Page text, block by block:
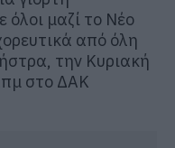
όλοι μαζί το Νέο
από όλη
την Κυριακή
στο ΔΑΚ